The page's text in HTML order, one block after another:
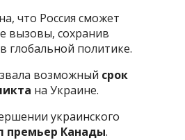
что Россия сможет
вызовы, сохранив
глобальной политике.
возможный срок
на Украине.
украинского
премьер Канады.